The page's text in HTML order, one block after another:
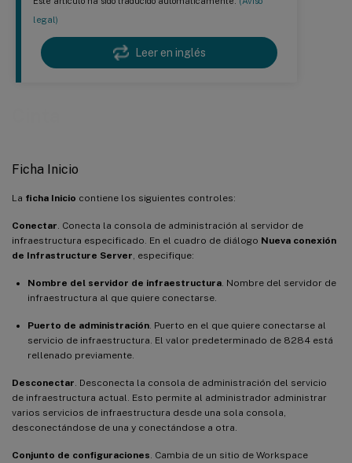
legal)
Leer en inglés
Ficha Inicio
La ficha Inicio contiene los siguientes controles:
Conectar . Conecta la consola de administración al servidor de
infraestructura especificado. En el cuadro de diálogo Nueva conexión
de Infrastructure Server , especifique:
Nombre del servidor de infraestructura . Nombre del servidor de
infraestructura al que quiere conectarse.
Puerto de administración . Puerto en el que quiere conectarse al
servicio de infraestructura. El valor predeterminado de 8284 está
rellenado previamente.
Desconectar . Desconecta la consola de administración del servicio
de infraestructura actual. Esto permite al administrador administrar
varios servicios de infraestructura desde una sola consola,
desconectándose de una y conectándose a otra.
Conjunto de configuraciones . Cambia de un sitio de Workspace